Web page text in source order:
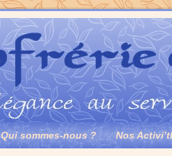
Qui sommes-nous ? Nos